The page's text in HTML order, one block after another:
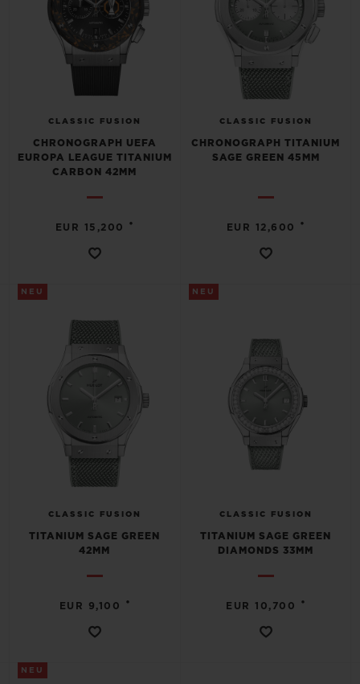
CLASSIC FUSION
CHRONOGRAPH UEFA
EUROPA LEAGUE TITANIUM
CARBON 42MM
EUR 15,200 •
CLASSIC FUSION
CHRONOGRAPH TITANIUM
SAGE GREEN 45MM
EUR 12,600 •
NEU
CLASSIC FUSION
TITANIUM SAGE GREEN
42MM
EUR 9,100 •
NEU
CLASSIC FUSION
TITANIUM SAGE GREEN
DIAMONDS 33MM
EUR 10,700 •
NEU